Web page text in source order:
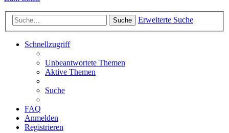
Suche Erweiterte Suche
Schnellzugriff
Unbeantwortete Themen
Aktive Themen
Suche
FAQ
Anmelden
Registrieren